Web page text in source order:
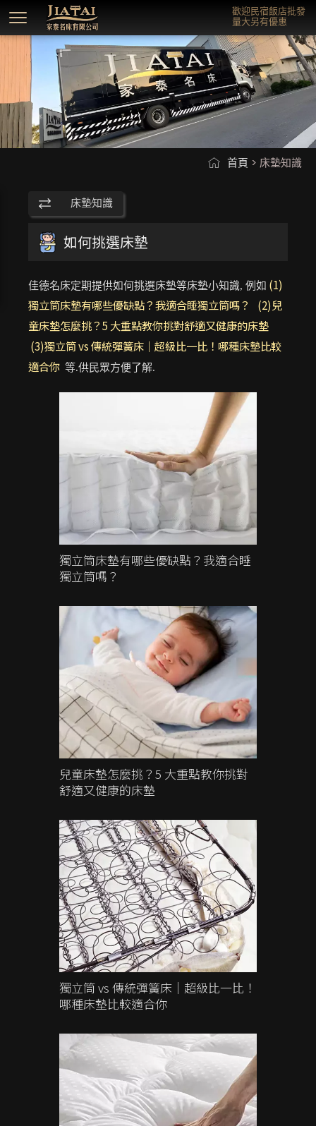
首頁 > 床墊知識
床墊知識
如何挑選床墊
佳德名床定期提供如何挑選床墊等床墊小知識, 例如 (1)
獨立筒床墊有哪些優缺點？我適合睡獨立筒嗎？
(2)兒
童床墊怎麼挑？5 大重點教你挑對舒適又健康的床墊
(3)獨立筒 vs 傳統彈簧床｜超級比一比！哪種床墊比較
適合你 等.供民眾方便了解.
獨立筒床墊有哪些優缺點？我適合睡
獨立筒嗎？
兒童床墊怎麼挑？5 大重點教你挑對
舒適又健康的床墊
獨立筒 vs 傳統彈簧床｜超級比一比！
哪種床墊比較適合你
歡迎民宿飯店批發
量大另有優惠